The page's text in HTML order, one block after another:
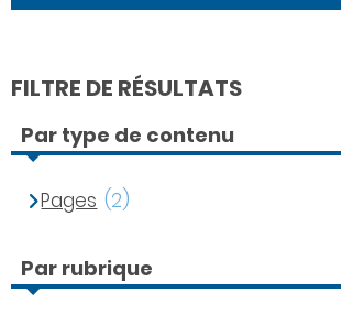
FILTRE DE RÉSULTATS
Par type de contenu
Pages (2)
Par rubrique